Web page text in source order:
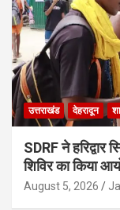
उत्तराखंड देहरादून
SDRF ने हरिद्वार
शिविर का किया
August 5, 2026